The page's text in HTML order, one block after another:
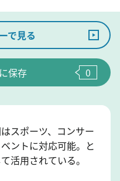
で見る
保存 0
スポーツ、コンサー
ントに対応可能。と
活用されている。